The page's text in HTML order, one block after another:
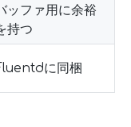
ッファ用に余裕
持つ
に同梱